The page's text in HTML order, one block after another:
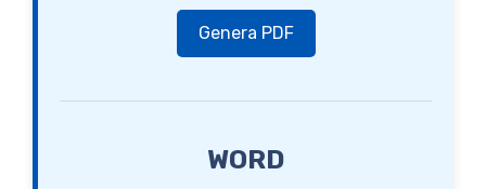
Genera PDF
WORD